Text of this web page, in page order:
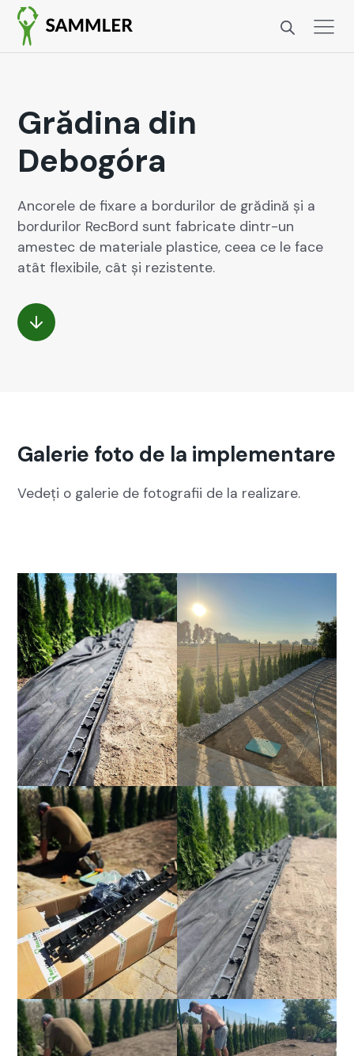
Grădina din
Debogóra
Ancorele de fixare a bor­durilor de grăd­ină și a
bor­durilor RecBord sunt fab­ri­cate din­tr-un
amestec de mate­ri­ale plas­tice, ceea ce le face
atât flex­i­bile, cât și rezis­tente.
Galerie foto de la implementare
Vedeți o galerie de fotografii de la realizare.